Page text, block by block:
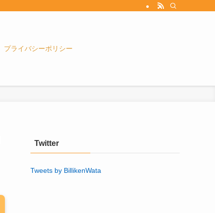
プライバシーポリシー
Twitter
Tweets by BillikenWata